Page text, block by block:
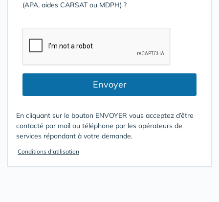
(APA, aides CARSAT ou MDPH) ?
Envoyer
En cliquant sur le bouton ENVOYER vous acceptez d’être
contacté par mail ou téléphone par les opérateurs de
services répondant à votre demande.
Conditions d'utilisation